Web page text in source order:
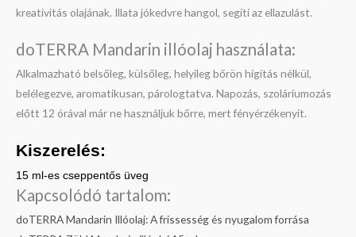
kreativitás olajának. Illata jókedvre hangol, segíti az ellazulást.
doTERRA Mandarin illóolaj használata:
Alkalmazható belsőleg, külsőleg, helyileg bőrön hígítás nélkül,
belélegezve, aromatikusan, párologtatva. Napozás, szoláriumozás
előtt 12 órával már ne használjuk bőrre, mert fényérzékenyit.
Kiszerelés:
15 ml-es cseppentős üveg
Kapcsolódó tartalom:
doTERRA Mandarin Illóolaj: A frissesség és nyugalom forrása